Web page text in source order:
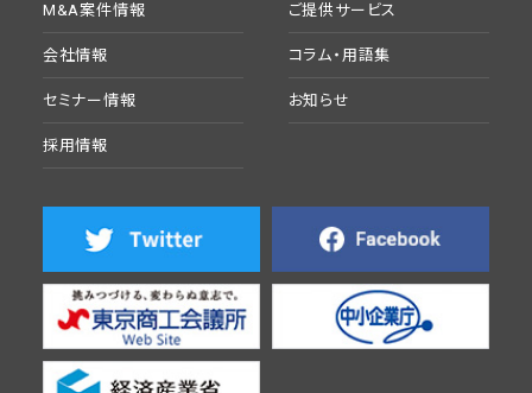
M&A案件情報 ご提供サービス
会社情報 コラム・用語集
セミナー情報 お知らせ
採用情報